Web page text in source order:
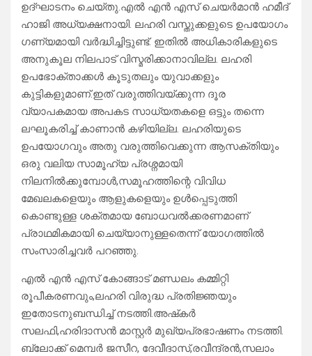
ഉദ്ഘാടനം ചെയ്തു.എൽ എൻ എസ് ചെയർമാൻ ഹമീദ്
ഹാജി അധ്യക്ഷനായി. ലഹരി വസ്തുക്കളുടെ ഉപയോഗം
ഗണ്യമായി വർദ്ധിച്ചിട്ടുണ്ട്. ഇതിൽ അധികാരികളുടെ
അനുകൂല നിലപാട് വിസ്മരിക്കാനാവില്ല. ലഹരി
ഉപഭോക്താക്കൾ കൂടുതലും യുവാക്കളും
കുട്ടികളുമാണ്.ഇത് വരുത്തിവയ്ക്കുന്ന ദൂര
വ്യാപകമായ അപകട സാധ്യതകളെ ഒട്ടും തന്നെ
ലഘൂകരിച്ച് കാണാൻ കഴിയില്ല. ലഹരിയുടെ
ഉപയോഗവും അതു വരുത്തിവെക്കുന്ന ആസക്തിയും
ഒരു വലിയ സാമൂഹ്യ പ്രശ്നമായി
നിലനിൽക്കുമ്പോൾ,സമൂഹത്തിന്റെ വിവിധ
മേഖലകളെയും ആളുകളെയും ഉൾപ്പെടുത്തി
കൊണ്ടുള്ള ശക്തമായ ബോധവൽക്കരണമാണ്
പ്രാഥമികമായി ചെയ്യാനുള്ളതെന്ന് യോഗത്തിൽ
സംസാരിച്ചവർ പറഞ്ഞു.
എൽ എൻ എസ് കോങ്ങാട് മണ്ഡലം കമ്മിറ്റി
രൂപീകരണവും,ലഹരി വിരുദ്ധ പ്രതിജ്ഞയും
ഇതോടനുബന്ധിച്ച് നടത്തി.അഷ്‌കർ
സലഫി,ഹരിദാസൻ മാസ്റ്റർ മുഖ്യപ്രഭാഷണം നടത്തി.
ബ്ലോക്ക് മെമ്പർ ജസീറ, ദേവീദാസ്,രവീന്ദ്രൻ,സലാം